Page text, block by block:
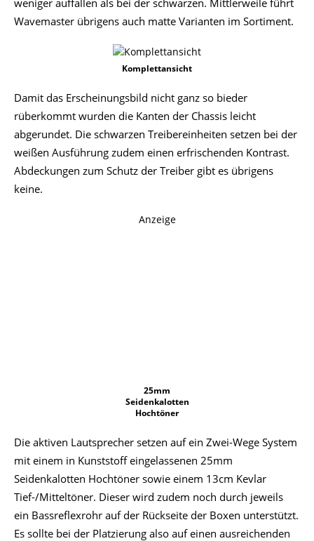
weniger auffallen als bei der schwarzen. Mittlerweile führt
Wavemaster übrigens auch matte Varianten im Sortiment.
Komplettansicht
Damit das Erscheinungsbild nicht ganz so bieder
rüberkommt wurden die Kanten der Chassis leicht
abgerundet. Die schwarzen Treibereinheiten setzen bei der
weißen Ausführung zudem einen erfrischenden Kontrast.
Abdeckungen zum Schutz der Treiber gibt es übrigens
keine.
Anzeige
25mm
Seidenkalotten
Hochtöner
Die aktiven Lautsprecher setzen auf ein Zwei-Wege System
mit einem in Kunststoff eingelassenen 25mm
Seidenkalotten Hochtöner sowie einem 13cm Kevlar
Tief-/Mitteltöner. Dieser wird zudem noch durch jeweils
ein Bassreflexrohr auf der Rückseite der Boxen unterstützt.
Es sollte bei der Platzierung also auf einen ausreichenden